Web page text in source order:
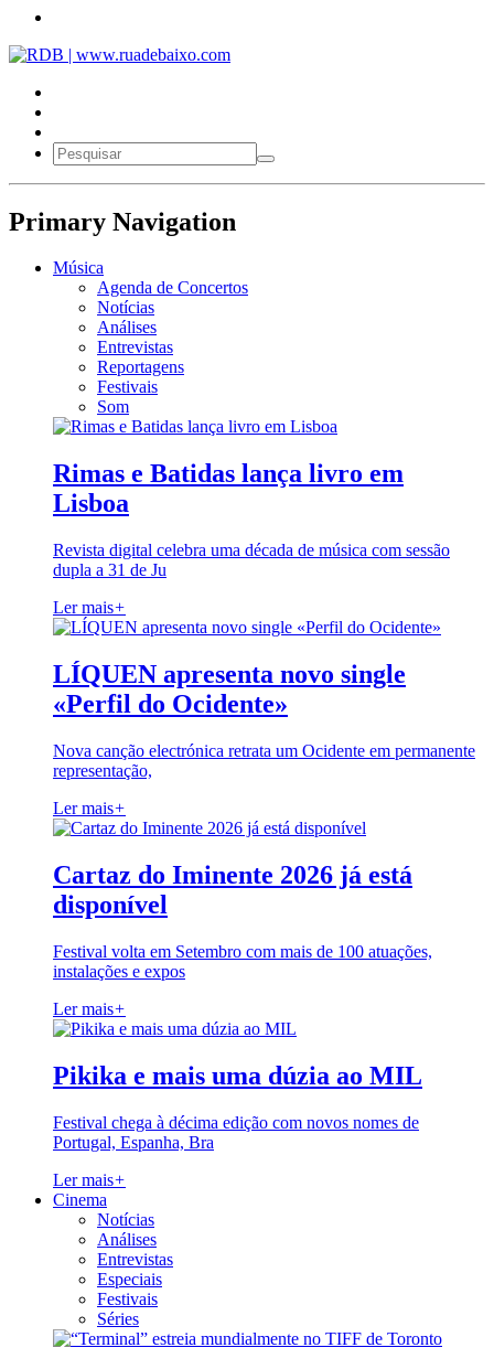
Primary Navigation
Música
Agenda de Concertos
Notícias
Análises
Entrevistas
Reportagens
Festivais
Som
Rimas e Batidas lança livro em
Lisboa
Revista digital celebra uma década de música com sessão
dupla a 31 de Ju
Ler mais+
LÍQUEN apresenta novo single
«Perfil do Ocidente»
Nova canção electrónica retrata um Ocidente em permanente
representação,
Ler mais+
Cartaz do Iminente 2026 já está
disponível
Festival volta em Setembro com mais de 100 atuações,
instalações e expos
Ler mais+
Pikika e mais uma dúzia ao MIL
Festival chega à décima edição com novos nomes de
Portugal, Espanha, Bra
Ler mais+
Cinema
Notícias
Análises
Entrevistas
Especiais
Festivais
Séries